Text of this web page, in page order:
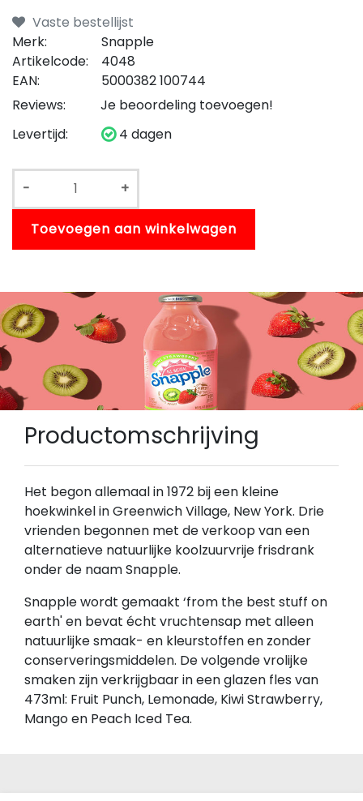
Vaste bestellijst
Merk:
Snapple
Artikelcode:
4048
EAN:
5000382 100744
Reviews:
Je beoordeling toevoegen!
Levertijd:
4 dagen
- +
Toevoegen aan winkelwagen
Productomschrijving
Het begon allemaal in 1972 bij een kleine
hoekwinkel in Greenwich Village, New York. Drie
vrienden begonnen met de verkoop van een
alternatieve natuurlijke koolzuurvrije frisdrank
onder de naam Snapple.
Snapple wordt gemaakt ‘from the best stuff on
earth' en bevat écht vruchtensap met alleen
natuurlijke smaak- en kleurstoffen en zonder
conserveringsmiddelen. De volgende vrolijke
smaken zijn verkrijgbaar in een glazen fles van
473ml: Fruit Punch, Lemonade, Kiwi Strawberry,
Mango en Peach Iced Tea.